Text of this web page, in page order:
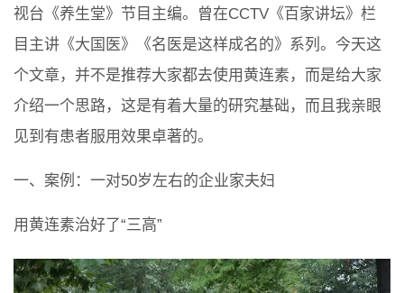
视台《养生堂》节目主编。曾在CCTV《百家讲坛》栏
目主讲《大国医》《名医是这样成名的》系列。今天这
个文章，并不是推荐大家都去使用黄连素，而是给大家
介绍一个思路，这是有着大量的研究基础，而且我亲眼
见到有患者服用效果卓著的。
一、案例：一对50岁左右的企业家夫妇
用黄连素治好了“三高”